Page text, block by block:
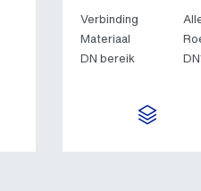
Verbinding
Materiaal
DN bereik